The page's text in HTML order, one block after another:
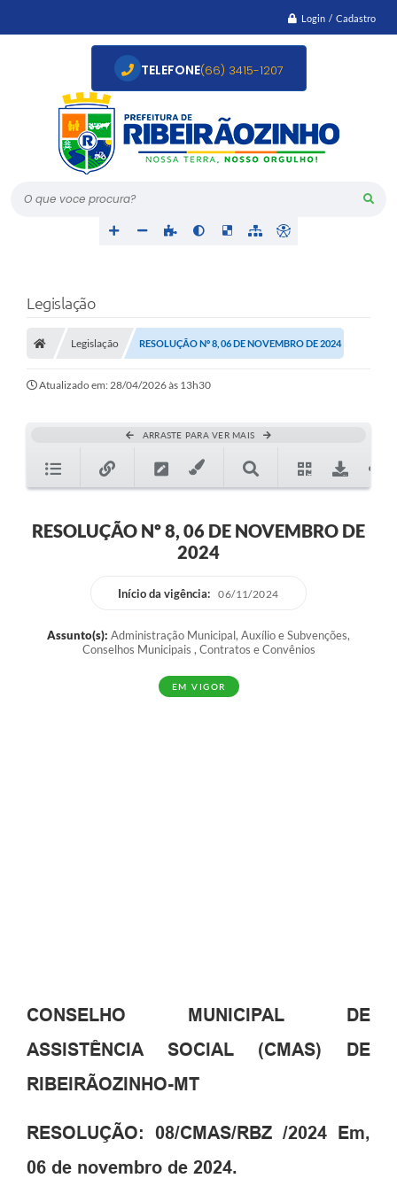
Login / Cadastro
O que voce procura?
TELEFONE(66) 3415-1207
Legislação
Legislação RESOLUÇÃO Nº 8, 06 DE NOVEMBRO DE 2024
Atualizado em: 28/04/2026 às 13h30
ARRASTE PARA VER MAIS
RESOLUÇÃO Nº 8, 06 DE NOVEMBRO DE
2024
Início da vigência: 06/11/2024
Assunto(s): Administração Municipal, Auxílio e Subvenções,
Conselhos Municipais , Contratos e Convênios
EM VIGOR
CONSELHO MUNICIPAL DE
ASSISTÊNCIA SOCIAL (CMAS) DE
RIBEIRÃOZINHO-MT
RESOLUÇÃO: 08/CMAS/RBZ /2024 Em,
06 de novembro de 2024.